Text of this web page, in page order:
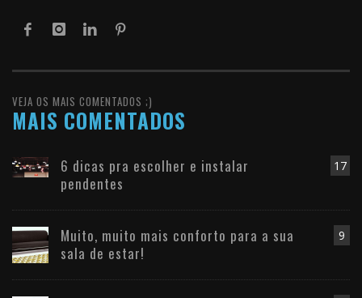
VEJA OS MAIS COMENTADOS ;)
MAIS COMENTADOS
17
6 dicas pra escolher e instalar
pendentes
9
Muito, muito mais conforto para a sua
sala de estar!